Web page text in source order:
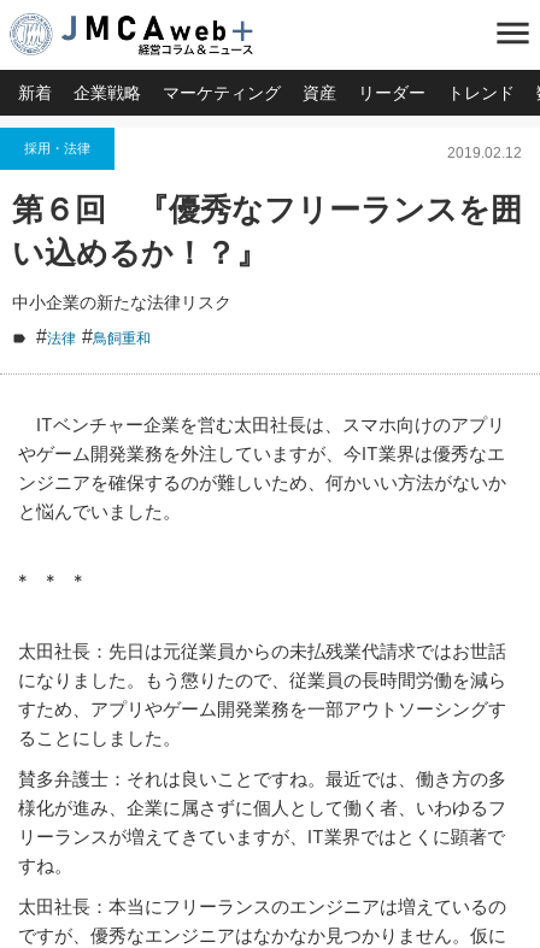
menu
新着 企業戦略 マーケティング 資産 リーダー トレンド
採用・法律 2019.02.12
第６回 『優秀なフリーランスを囲
い込めるか！？』
中小企業の新たな法律リスク
#法律 #鳥飼重和
ITベンチャー企業を営む太田社長は、スマホ向けのアプリ
やゲーム開発業務を外注していますが、今IT業界は優秀なエ
ンジニアを確保するのが難しいため、何かいい方法がないか
と悩んでいました。
* * *
太田社長：先日は元従業員からの未払残業代請求ではお世話
になりました。もう懲りたので、従業員の長時間労働を減ら
すため、アプリやゲーム開発業務を一部アウトソーシングす
ることにしました。
賛多弁護士：それは良いことですね。最近では、働き方の多
様化が進み、企業に属さずに個人として働く者、いわゆるフ
リーランスが増えてきていますが、IT業界ではとくに顕著で
すね。
太田社長：本当にフリーランスのエンジニアは増えているの
ですが、優秀なエンジニアはなかなか見つかりません。仮に